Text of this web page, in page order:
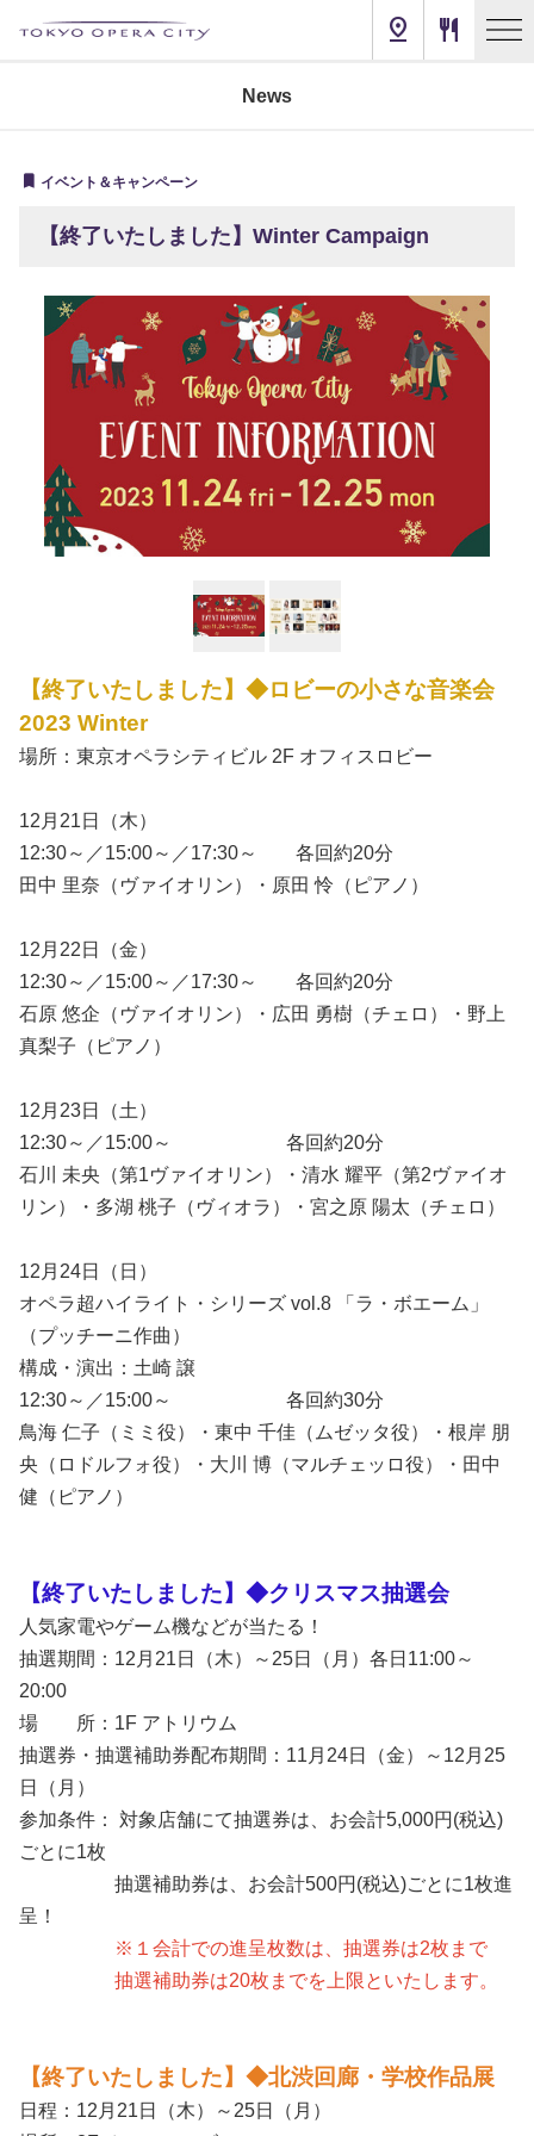
pin_drop restaurant
News
イベント＆キャンペーン
【終了いたしました】Winter Campaign
【終了いたしました】◆ロビーの小さな音楽会
2023 Winter
場所：東京オペラシティビル 2F オフィスロビー
12月21日（木）
12:30～／15:00～／17:30～ 各回約20分
田中 里奈（ヴァイオリン）・原田 怜（ピアノ）
12月22日（金）
12:30～／15:00～／17:30～ 各回約20分
石原 悠企（ヴァイオリン）・広田 勇樹（チェロ）・野上
真梨子（ピアノ）
12月23日（土）
12:30～／15:00～ 各回約20分
石川 未央（第1ヴァイオリン）・清水 耀平（第2ヴァイオ
リン）・多湖 桃子（ヴィオラ）・宮之原 陽太（チェロ）
12月24日（日）
オペラ超ハイライト・シリーズ vol.8 「ラ・ボエーム」
（プッチーニ作曲）
構成・演出：土崎 譲
12:30～／15:00～ 各回約30分
鳥海 仁子（ミミ役）・東中 千佳（ムゼッタ役）・根岸 朋
央（ロドルフォ役）・大川 博（マルチェッロ役）・田中
健（ピアノ）
【終了いたしました】◆クリスマス抽選会
人気家電やゲーム機などが当たる！
抽選期間：12月21日（木）～25日（月）各日11:00～
20:00
場 所：1F アトリウム
抽選券・抽選補助券配布期間：11月24日（金）～12月25
日（月）
参加条件： 対象店舗にて抽選券は、お会計5,000円(税込)
ごとに1枚
抽選補助券は、お会計500円(税込)ごとに1枚進
呈！
※１会計での進呈枚数は、抽選券は2枚まで
抽選補助券は20枚までを上限といたします。
【終了いたしました】◆北渋回廊・学校作品展
日程：12月21日（木）～25日（月）